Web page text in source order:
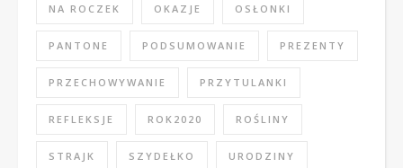
NA ROCZEK OKAZJE OSŁONKI
PANTONE PODSUMOWANIE PREZENTY
PRZECHOWYWANIE PRZYTULANKI
REFLEKSJE ROK2020 ROŚLINY
STRAJK SZYDEŁKO URODZINY